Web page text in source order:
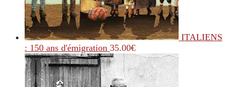
ITALIENS
: 150 ans d'émigration 35.00€